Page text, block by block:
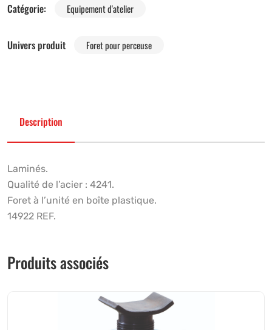
Catégorie:
Equipement d'atelier
Univers produit Foret pour perceuse
Description
Laminés.
Qualité de l’acier : 4241.
Foret à l’unité en boîte plastique.
14922 REF.
Produits associés